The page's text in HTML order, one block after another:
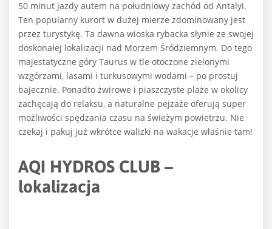
50 minut jazdy autem na południowy zachód od Antalyi.
Ten popularny kurort w dużej mierze zdominowany jest
przez turystykę. Ta dawna wioska rybacka słynie ze swojej
doskonałej lokalizacji nad Morzem Śródziemnym. Do tego
majestatyczne góry Taurus w tle otoczone zielonymi
wzgórzami, lasami i turkusowymi wodami – po prostuj
bajecznie. Ponadto żwirowe i piaszczyste plaże w okolicy
zachęcają do relaksu, a naturalne pejzaże oferują super
możliwości spędzania czasu na świeżym powietrzu. Nie
czekaj i pakuj już wkrótce walizki na wakacje właśnie tam!
AQI HYDROS CLUB –
lokalizacja